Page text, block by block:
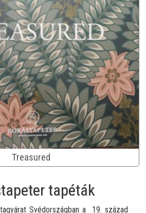
Treasured
tapéták
Svédországban a 19. század